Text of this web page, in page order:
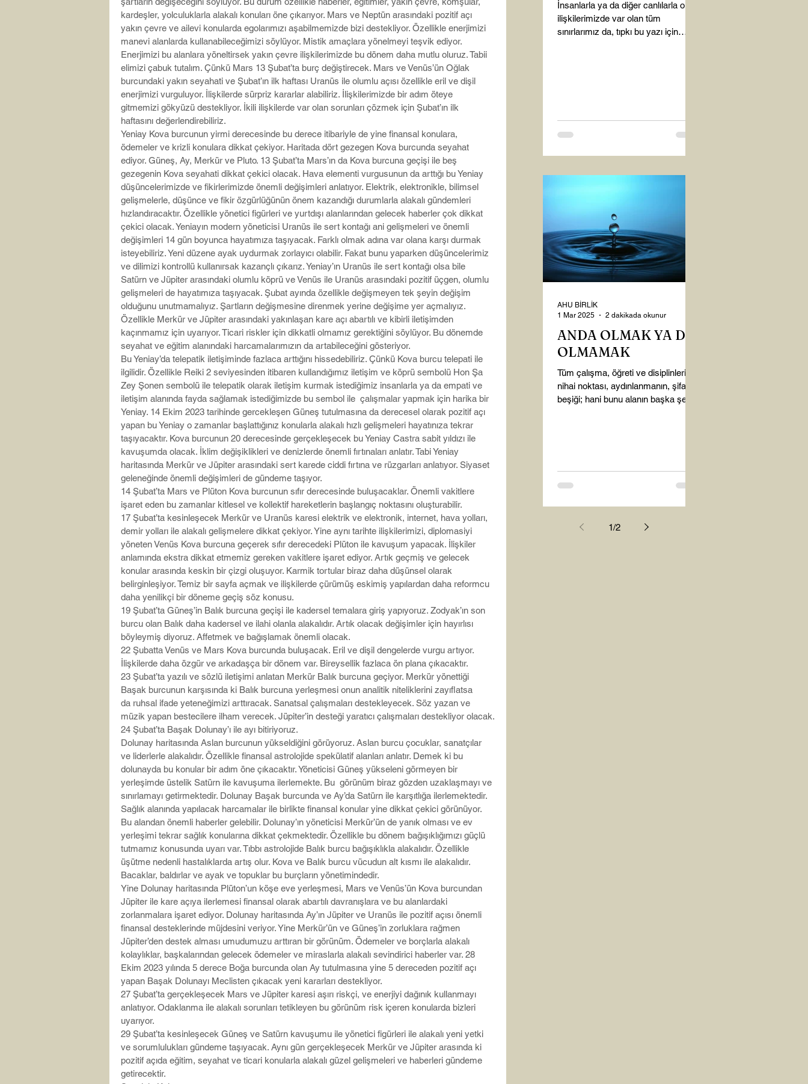
kardeşler, yolculuklarla alakalı konuları öne çıkarıyor. Mars ve Neptün arasındaki pozitif açı
yakın çevre ve ailevi konularda egolarımızı aşabilmemizde bizi destekliyor. Özellikle enerjimizi
manevi alanlarda kullanabileceğimizi söylüyor. Mistik amaçlara yönelmeyi teşvik ediyor.
Enerjimizi bu alanlara yöneltirsek yakın çevre ilişkilerimizde bu dönem daha mutlu oluruz. Tabii
elimizi çabuk tutalım. Çünkü Mars 13 Şubat’ta burç değiştirecek. Mars ve Venüs’ün Oğlak
burcundaki yakın seyahati ve Şubat’ın ilk haftası Uranüs ile olumlu açısı özellikle eril ve dişil
enerjimizi vurguluyor. İlişkilerde sürpriz kararlar alabiliriz. İlişkilerimizde bir adım öteye
gitmemizi gökyüzü destekliyor. İkili ilişkilerde var olan sorunları çözmek için Şubat’ın ilk
haftasını değerlendirebiliriz.
Yeniay Kova burcunun yirmi derecesinde bu derece itibariyle de yine finansal konulara,
ödemeler ve krizli konulara dikkat çekiyor. Haritada dört gezegen Kova burcunda seyahat
ediyor. Güneş, Ay, Merkür ve Pluto. 13 Şubat’ta Mars’ın da Kova burcuna geçişi ile beş
gezegenin Kova seyahati dikkat çekici olacak. Hava elementi vurgusunun da arttığı bu Yeniay
düşüncelerimizde ve fikirlerimizde önemli değişimleri anlatıyor. Elektrik, elektronikle, bilimsel
gelişmelerle, düşünce ve fikir özgürlüğünün önem kazandığı durumlarla alakalı gündemleri
hızlandıracaktır. Özellikle yönetici figürleri ve yurtdışı alanlarından gelecek haberler çok dikkat
çekici olacak. Yeniayın modern yöneticisi Uranüs ile sert kontağı ani gelişmeleri ve önemli
değişimleri 14 gün boyunca hayatımıza taşıyacak. Farklı olmak adına var olana karşı durmak
isteyebiliriz. Yeni düzene ayak uydurmak zorlayıcı olabilir. Fakat bunu yaparken düşüncelerimiz
ve dilimizi kontrollü kullanırsak kazançlı çıkarız. Yeniay’ın Uranüs ile sert kontağı olsa bile
Satürn ve Jüpiter arasındaki olumlu köprü ve Venüs ile Uranüs arasındaki pozitif üçgen, olumlu
gelişmeleri de hayatımıza taşıyacak. Şubat ayında özellikle değişmeyen tek şeyin değişim
olduğunu unutmamalıyız. Şartların değişmesine direnmek yerine değişime yer açmalıyız.
Özellikle Merkür ve Jüpiter arasındaki yakınlaşan kare açı abartılı ve kibirli iletişimden
kaçınmamız için uyarıyor. Ticari riskler için dikkatli olmamız gerektiğini söylüyor. Bu dönemde
seyahat ve eğitim alanındaki harcamalarımızın da artabileceğini gösteriyor.
Bu Yeniay’da telepatik iletişiminde fazlaca arttığını hissedebiliriz. Çünkü Kova burcu telepati ile
ilgilidir. Özellikle Reiki 2 seviyesinden itibaren kullandığımız iletişim ve köprü sembolü Hon Şa
Zey Şonen sembolü ile telepatik olarak iletişim kurmak istediğimiz insanlarla ya da empati ve
iletişim alanında fayda sağlamak istediğimizde bu sembol ile  çalışmalar yapmak için harika bir
Yeniay. 14 Ekim 2023 tarihinde gercekleşen Güneş tutulmasına da derecesel olarak pozitif açı
yapan bu Yeniay o zamanlar başlattığınız konularla alakalı hızlı gelişmeleri hayatınıza tekrar
taşıyacaktır. Kova burcunun 20 derecesinde gerçekleşecek bu Yeniay Castra sabit yıldızı ile
kavuşumda olacak. İklim değişiklikleri ve denizlerde önemli fırtınaları anlatır. Tabi Yeniay
haritasında Merkür ve Jüpiter arasındaki sert karede ciddi fırtına ve rüzgarları anlatıyor. Siyaset
geleneğinde önemli değişimleri de gündeme taşıyor.
14 Şubat’ta Mars ve Plüton Kova burcunun sıfır derecesinde buluşacaklar. Önemli vakitlere
işaret eden bu zamanlar kitlesel ve kollektif hareketlerin başlangıç noktasını oluşturabilir.
17 Şubat’ta kesinleşecek Merkür ve Uranüs karesi elektrik ve elektronik, internet, hava yolları,
demir yolları ile alakalı gelişmelere dikkat çekiyor. Yine aynı tarihte ilişkilerimizi, diplomasiyi
yöneten Venüs Kova burcuna geçerek sıfır derecedeki Plüton ile kavuşum yapacak. İlişkiler
anlamında ekstra dikkat etmemiz gereken vakitlere işaret ediyor. Artık geçmiş ve gelecek
konular arasında keskin bir çizgi oluşuyor. Karmik tortular biraz daha düşünsel olarak
belirginleşiyor. Temiz bir sayfa açmak ve ilişkilerde çürümüş eskimiş yapılardan daha reformcu
daha yenilikçi bir döneme geçiş söz konusu.
19 Şubat’ta Güneş’in Balık burcuna geçişi ile kadersel temalara giriş yapıyoruz. Zodyak’ın son
burcu olan Balık daha kadersel ve ilahi olanla alakalıdır. Artık olacak değişimler için hayırlısı
böyleymiş diyoruz. Affetmek ve bağışlamak önemli olacak.
22 Şubatta Venüs ve Mars Kova burcunda buluşacak. Eril ve dişil dengelerde vurgu artıyor.
İlişkilerde daha özgür ve arkadaşça bir dönem var. Bireysellik fazlaca ön plana çıkacaktır.
23 Şubat’ta yazılı ve sözlü iletişimi anlatan Merkür Balık burcuna geçiyor. Merkür yönettiği
Başak burcunun karşısında ki Balık burcuna yerleşmesi onun analitik niteliklerini zayıflatsa
da ruhsal ifade yeteneğimizi arttıracak. Sanatsal çalışmaları destekleyecek. Söz yazan ve
müzik yapan bestecilere ilham verecek. Jüpiter’in desteği yaratıcı çalışmaları destekliyor olacak.
24 Şubat’ta Başak Dolunay’ı ile ayı bitiriyoruz.
Dolunay haritasında Aslan burcunun yükseldiğini görüyoruz. Aslan burcu çocuklar, sanatçılar
ve liderlerle alakalıdır. Özellikle finansal astrolojide spekülatif alanları anlatır. Demek ki bu
dolunayda bu konular bir adım öne çıkacaktır. Yöneticisi Güneş yükseleni görmeyen bir
yerleşimde üstelik Satürn ile kavuşuma ilerlemekte. Bu  görünüm biraz gözden uzaklaşmayı ve
sınırlamayı getirmektedir. Dolunay Başak burcunda ve Ay’da Satürn ile karşıtlığa ilerlemektedir.
Sağlık alanında yapılacak harcamalar ile birlikte finansal konular yine dikkat çekici görünüyor.
Bu alandan önemli haberler gelebilir. Dolunay’ın yöneticisi Merkür’ün de yanık olması ve ev
yerleşimi tekrar sağlık konularına dikkat çekmektedir. Özellikle bu dönem bağışıklığımızı güçlü
tutmamız konusunda uyarı var. Tıbbı astrolojide Balık burcu bağışıklıkla alakalıdır. Özellikle
üşütme nedenli hastalıklarda artış olur. Kova ve Balık burcu vücudun alt kısmı ile alakalıdır.
Bacaklar, baldırlar ve ayak ve topuklar bu burçların yönetimindedir.
Yine Dolunay haritasında Plüton’un köşe eve yerleşmesi, Mars ve Venüs’ün Kova burcundan
Jüpiter ile kare açıya ilerlemesi finansal olarak abartılı davranışlara ve bu alanlardaki
zorlanmalara işaret ediyor. Dolunay haritasında Ay’ın Jüpiter ve Uranüs ile pozitif açısı önemli
finansal desteklerinde müjdesini veriyor. Yine Merkür’ün ve Güneş’in zorluklara rağmen
Jüpiter’den destek alması umudumuzu arttıran bir görünüm. Ödemeler ve borçlarla alakalı
kolaylıklar, başkalarından gelecek ödemeler ve miraslarla alakalı sevindirici haberler var. 28
Ekim 2023 yılında 5 derece Boğa burcunda olan Ay tutulmasına yine 5 dereceden pozitif açı
yapan Başak Dolunayı Meclisten çıkacak yeni kararları destekliyor.
27 Şubat’ta gerçekleşecek Mars ve Jüpiter karesi aşırı riskçi, ve enerjiyi dağınık kullanmayı
anlatıyor. Odaklanma ile alakalı sorunları tetikleyen bu görünüm risk içeren konularda bizleri
uyarıyor.
29 Şubat’ta kesinleşecek Güneş ve Satürn kavuşumu ile yönetici figürleri ile alakalı yeni yetki
ve sorumlulukları gündeme taşıyacak. Aynı gün gerçekleşecek Merkür ve Jüpiter arasında ki
pozitif açıda eğitim, seyahat ve ticari konularla alakalı güzel gelişmeleri ve haberleri gündeme
getirecektir.
İnsanlarla ya da diğer canlılarla olan
ilişkilerimizde var olan tüm
sınırlarımız da, tıpkı bu yazı için
ANDA OLMAK YA DA
OLMAMAK
Tüm çalışma, öğreti ve disiplinlerin
nihai noktası, aydınlanmanın, şifanın
beşiği; hani bunu alanın başka şey
AHU BİRLİK
1 Mar 2025
2 dakikada okunur
1/2